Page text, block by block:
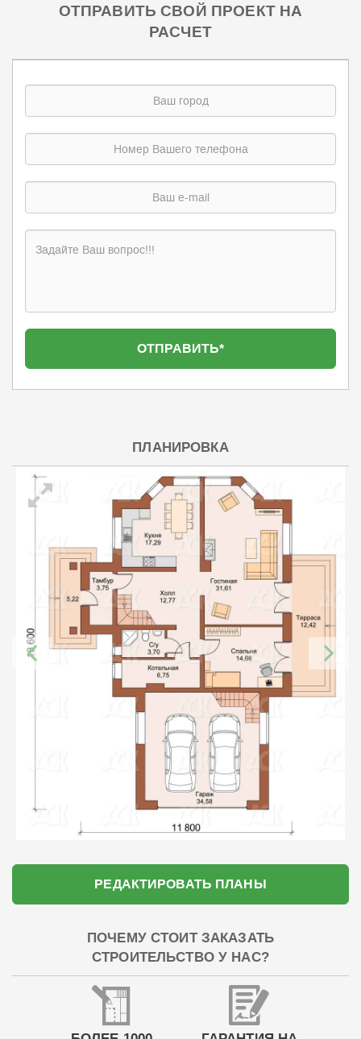
ОТПРАВИТЬ СВОЙ ПРОЕКТ НА
РАСЧЕТ
ПЛАНИРОВКА
РЕДАКТИРОВАТЬ ПЛАНЫ
ПОЧЕМУ СТОИТ ЗАКАЗАТЬ
СТРОИТЕЛЬСТВО У НАС?